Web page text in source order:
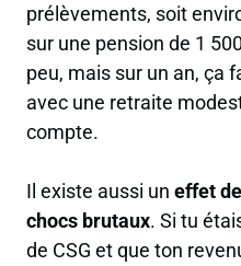
prélèvements, soit
sur une pension de 1
peu, mais sur un an, ça
avec une retraite
compte.
Il existe aussi un effet
chocs brutaux. Si tu
de CSG et que ton